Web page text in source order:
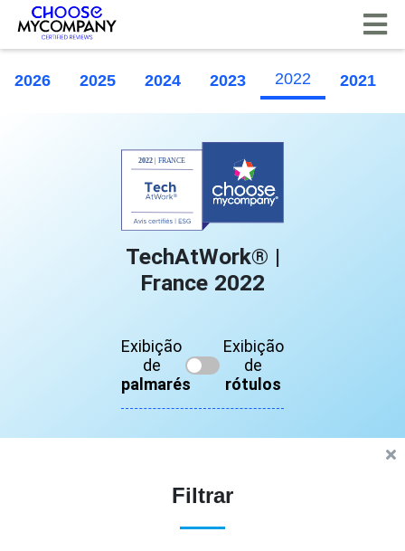
2026 2025 2024 2023 2022 2021
TechAtWork® |
France 2022
Exibição
de
palmarés
Exibição
de
rótulos
Filtrar
Painel de Gerenciamento de Cookies